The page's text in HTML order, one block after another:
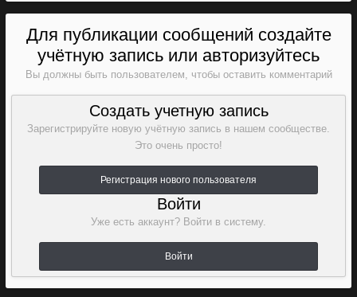
Для публикации сообщений создайте
учётную запись или авторизуйтесь
Вы должны быть пользователем, чтобы оставить комментарий
Создать учетную запись
Зарегистрируйте новую учётную запись в нашем сообществе.
Это очень просто!
Регистрация нового пользователя
Войти
Уже есть аккаунт? Войти в систему.
Войти